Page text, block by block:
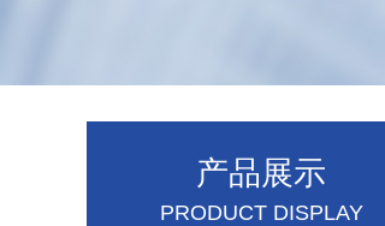
产品展示
PRODUCT DISPLAY